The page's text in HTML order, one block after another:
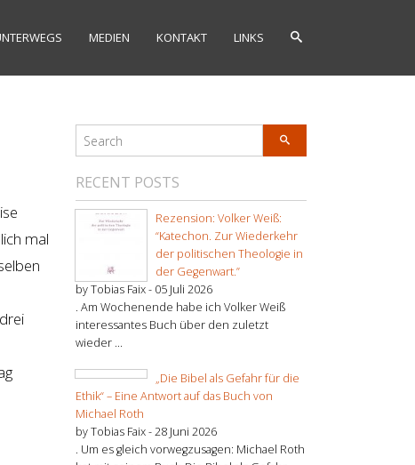
MEDIEN KONTAKT LINKS
mal
RECENT POSTS
Rezension: Volker Weiß:
“Katechon. Zur Wiederkehr
der politischen Theologie in
der Gegenwart.”
by Tobias Faix - 05 Juli 2026
. Am Wochenende habe ich Volker Weiß
interessantes Buch über den zuletzt
wieder ...
„Die Bibel als Gefahr für die
Ethik“ – Eine Antwort auf das Buch von
Michael Roth
by Tobias Faix -28 Juni 2026
. Um es gleich vorwegzusagen: Michael Roth